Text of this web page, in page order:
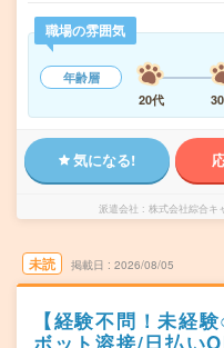
職場の雰囲気
年齢層
20代
気になる!
派遣会社 株式会社綜合キ
未読 掲載日 2026/08/05
【経験不問！未経
ボット溶接/日払い